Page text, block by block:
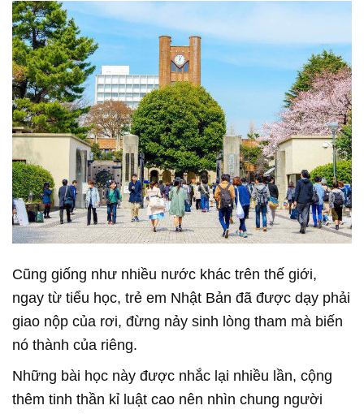
Cũng giống như nhiều nước khác trên thế giới,
ngay từ tiểu học, trẻ em Nhật Bản đã được dạy phải
giao nộp của rơi, đừng nảy sinh lòng tham mà biến
nó thành của riêng.
Những bài học này được nhắc lại nhiều lần, cộng
thêm tinh thần kỉ luật cao nên nhìn chung người